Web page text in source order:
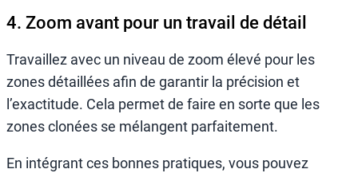
4. Zoom avant pour un travail de détail
Travaillez avec un niveau de zoom élevé pour les
zones détaillées afin de garantir la précision et
l’exactitude. Cela permet de faire en sorte que les
zones clonées se mélangent parfaitement.
En intégrant ces bonnes pratiques, vous pouvez